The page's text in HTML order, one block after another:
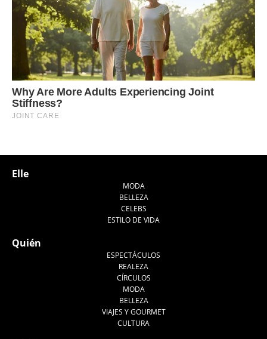
Elle
MODA
BELLEZA
CELEBS
ESTILO DE VIDA
Quién
ESPECTÁCULOS
REALEZA
CÍRCULOS
MODA
BELLEZA
VIAJES Y GOURMET
CULTURA